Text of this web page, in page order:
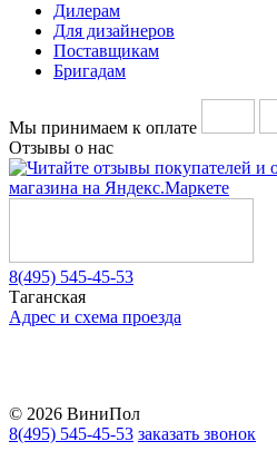
Дилерам
Для дизайнеров
Поставщикам
Бригадам
Мы принимаем к оплате
Отзывы о нас
8(495) 545-45-53
Таганская
Адрес и схема проезда
© 2026 ВиниПол
8(495) 545-45-53 заказать звонок